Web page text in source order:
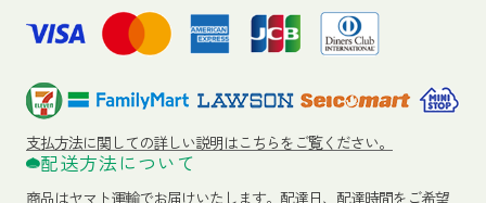
支払方法に関しての詳しい説明はこちらをご覧ください。
配送方法について
商品はヤマト運輸でお届けいたします。 配達日、配達時間をご希望